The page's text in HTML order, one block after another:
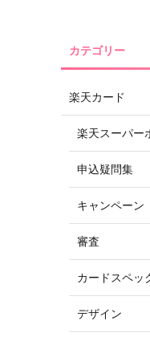
カテゴリー
楽天カード
楽天スーパー
申込疑問集
キャンペーン
審査
カードスペッ
デザイン